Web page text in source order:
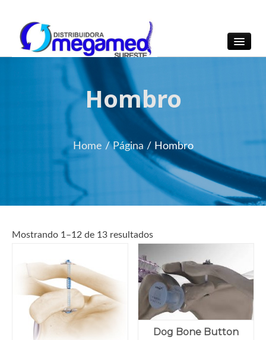
OmegaMed Sureste
OmegaMed Sureste
Hombro
Home /Página / Hombro
Mostrando 1–12 de 13 resultados
Dog Bone Button